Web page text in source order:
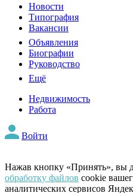
Новости
Типография
Вакансии
Объявления
Биографии
Руководство
Ещё
Недвижимость
Работа
Войти
Нажав кнопку «Принять», вы
обработку файлов cookie
аналитических сервисов